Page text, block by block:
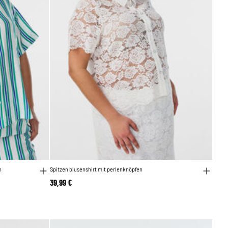
Spitzen blusenshirt mit perlenknöpfen
39,99 €